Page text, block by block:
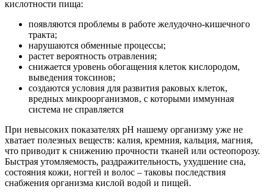
кислотности пища:
появляются проблемы в работе желудочно-кишечного
тракта;
нарушаются обменные процессы;
растет вероятность отравления;
снижается уровень обогащения клеток кислородом,
выведения токсинов;
создаются условия для развития раковых клеток,
вредных микроорганизмов, с которыми иммунная
система не справляется
При невысоких показателях pH нашему организму уже не
хватает полезных веществ: калия, кремния, кальция, магния,
что приводит к снижению прочности тканей или остеопорозу.
Быстрая утомляемость, раздражительность, ухудшение сна,
состояния кожи, ногтей и волос – таковы последствия
снабжения организма кислой водой и пищей.